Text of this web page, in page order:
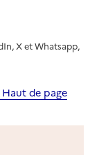
X et Whatsapp,
Haut de page